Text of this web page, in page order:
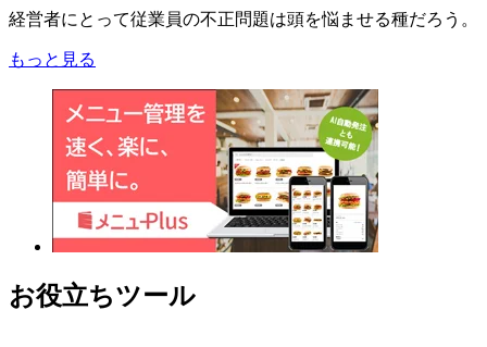
経営者にとって従業員の不正問題は頭を悩ませる種だろう。
もっと見る
お役立ちツール